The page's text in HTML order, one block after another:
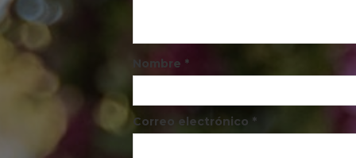
Nombre *
Correo electrónico *